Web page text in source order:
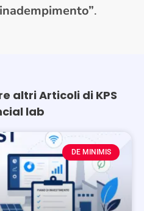
.
altri Articoli di KPS
lab
DE MINIMIS
Page